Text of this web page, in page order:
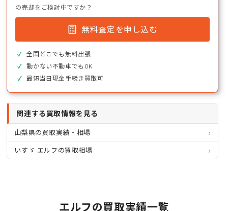
の売却をご検討中ですか？
無料査定を申し込む
全国どこでも無料出張
動かない不動車でもOK
最短当日現金手続き買取可
関連する買取情報を見る
山梨県の買取実績・相場
いすゞ エルフの買取相場
エルフの買取実績一覧